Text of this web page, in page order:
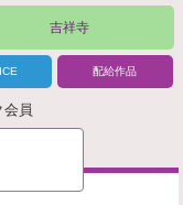
吉祥寺
配給作品
会員